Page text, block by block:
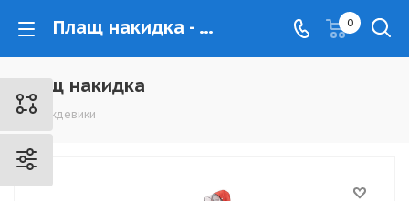
Плащ накидка - www.kovrovec.ru 0
Плащ накидка
Дождевики